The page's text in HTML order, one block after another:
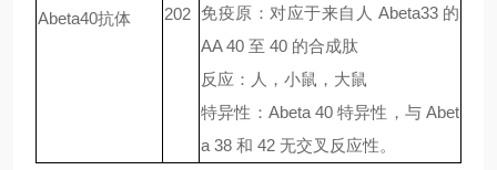
Abeta40抗体
202 免疫原：对应于来自人 Abeta33 的
AA 40 至 40 的合成肽
反应：人，小鼠，大鼠
特异性： Abeta 40特异性，与Abet
a 38 和 42 无交叉反应性。